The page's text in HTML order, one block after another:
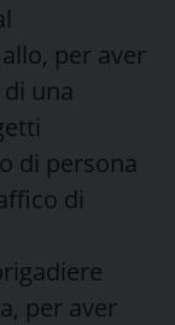
per aver
una
di persona
di
per aver